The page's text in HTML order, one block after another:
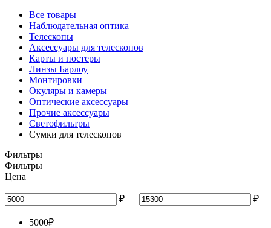
Все товары
Наблюдательная оптика
Телескопы
Аксессуары для телескопов
Карты и постеры
Линзы Барлоу
Монтировки
Окуляры и камеры
Оптические аксессуары
Прочие аксессуары
Светофильтры
Сумки для телескопов
Фильтры
Фильтры
Цена
₽ – ₽
5000₽